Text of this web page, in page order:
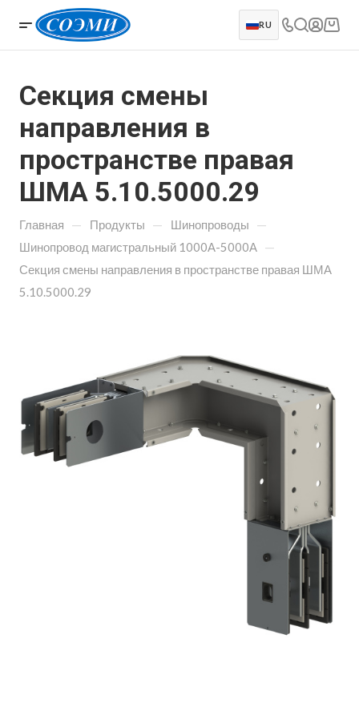
RU
Секция смены
направления в
пространстве правая
ШМА 5.10.5000.29
Главная — Продукты — Шинопроводы —
Шинопровод магистральный 1000А-5000А —
Секция смены направления в пространстве правая ШМА
5.10.5000.29